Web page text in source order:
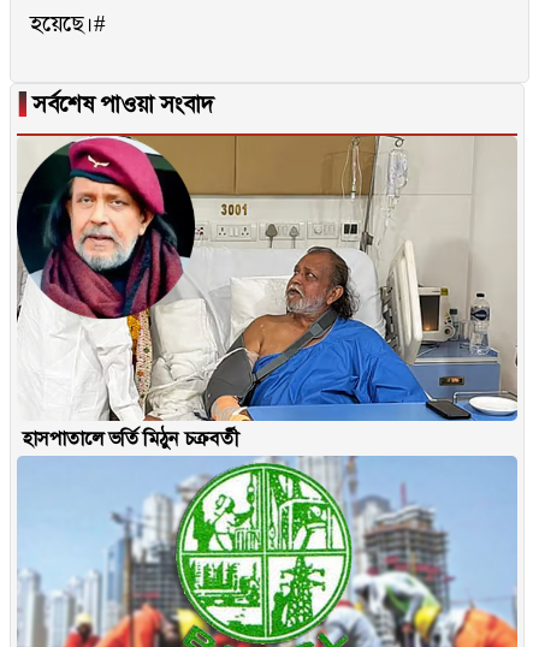
হয়েছে।#
▐সর্বশেষ পাওয়া সংবাদ
হাসপাতালে ভর্তি মিঠুন চক্রবর্তী